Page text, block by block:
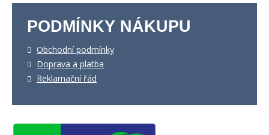
PODMÍNKY NÁKUPU
Obchodní podmínky
Doprava a platba
Reklamační řád